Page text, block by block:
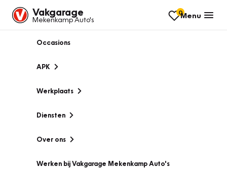
Vakgarage
Mekenkamp Auto's
0Menu
Occasions
APK
Werkplaats
Diensten
Over ons
Werken bij Vakgarage Mekenkamp Auto's